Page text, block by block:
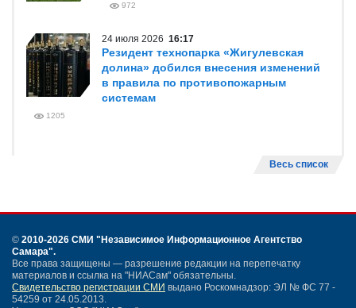
972
24 июля 2026 16:17
Резидент технопарка «Жигулевская
долина» добился внесения изменений
в правила по противопожарным
системам
1205
Весь список
© 2010-2026 СМИ "Независимое Информационное Агентство
Самара".
Все права защищены — разрешение редакции на перепечатку
материалов и ссылка на "НИАСам" обязательны.
Свидетельство регистрации СМИ выдано Роскомнадзор: ЭЛ № ФС 77 -
54259 от 24.05.2013.